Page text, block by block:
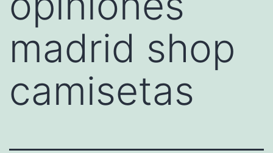
madrid shop
camisetas